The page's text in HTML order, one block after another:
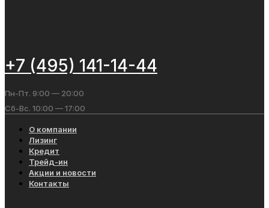
+7 (495) 141-14-44
Пн-Пт. 9:00 — 20:00
Сб-Вс. 10:00 — 17:00
О компании
Лизинг
Кредит
Трейд-ин
Акции и новости
Контакты